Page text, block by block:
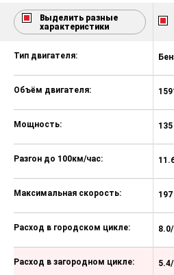
Электропривод и
наружных зеркал
водителя и
замком в
сигнализация
Подушка
коленей водителя
Подушка
переднего
(отключаемая)
Шторки
Система
водителей сзади
торможении (ESS)
Выделить разные
характеристики
Тип двигателя:
Объём двигателя:
Мощность:
Разгон до 100км/час:
Максимальная скорость:
Расход в городском цикле:
Расход в загородном цикле: